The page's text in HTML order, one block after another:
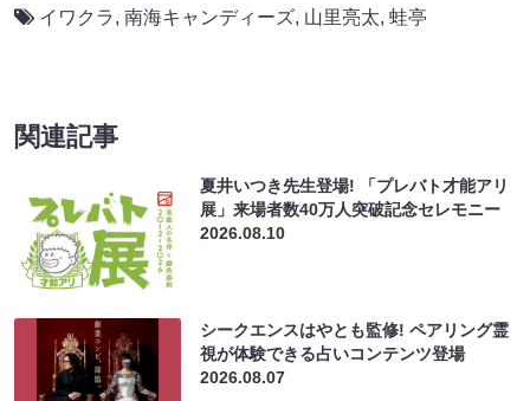
イワクラ, 南海キャンディーズ, 山里亮太, 蛙亭
関連記事
夏井いつき先生登場! 「プレバト才能アリ
展」来場者数40万人突破記念セレモニー
2026.08.10
シークエンスはやとも監修! ペアリング霊
視が体験できる占いコンテンツ登場
2026.08.07